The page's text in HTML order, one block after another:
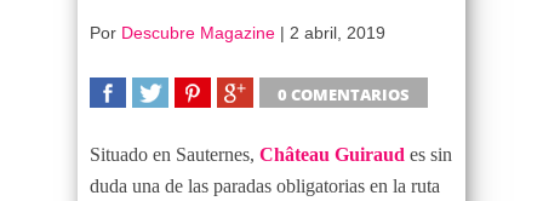
Por Descubre Magazine | 2 abril, 2019
0 COMENTARIOS
Situado en Sauternes, Château Guiraud es sin
duda una de las paradas obligatorias en la ruta